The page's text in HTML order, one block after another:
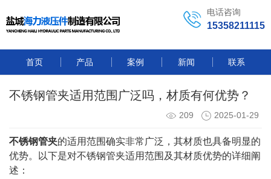
电话咨询
15358211115
首页 产品 案例 新闻 联系
不锈钢管夹适用范围广泛吗，材质有何优势？
209 2025-01-29
不锈钢管夹的适用范围确实非常广泛，其材质也具备明显的
优势。以下是对不锈钢管夹适用范围及其材质优势的详细阐
述：